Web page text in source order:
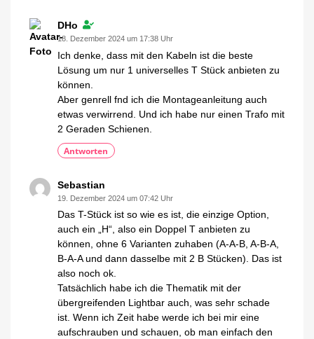
DHo
18. Dezember 2024 um 17:38 Uhr
Ich denke, dass mit den Kabeln ist die beste
Lösung um nur 1 universelles T Stück anbieten zu
können.
Aber genrell fnd ich die Montageanleitung auch
etwas verwirrend. Und ich habe nur einen Trafo mit
2 Geraden Schienen.
Antworten
Sebastian
19. Dezember 2024 um 07:42 Uhr
Das T-Stück ist so wie es ist, die einzige Option,
auch ein „H“, also ein Doppel T anbieten zu
können, ohne 6 Varianten zuhaben (A-A-B, A-B-A,
B-A-A und dann dasselbe mit 2 B Stücken). Das ist
also noch ok.
Tatsächlich habe ich die Thematik mit der
übergreifenden Lightbar auch, was sehr schade
ist. Wenn ich Zeit habe werde ich bei mir eine
aufschrauben und schauen, ob man einfach den